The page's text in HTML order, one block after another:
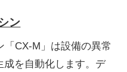
ン
CX-M」は設備の異常
成を自動化します。デ